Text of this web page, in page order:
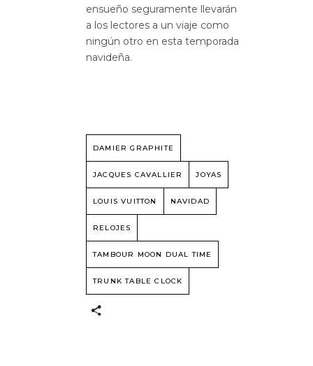
ensueño seguramente llevarán
a los lectores a un viaje como
ningún otro en esta temporada
navideña.
DAMIER GRAPHITE
JACQUES CAVALLIER JOYAS
LOUIS VUITTON NAVIDAD
RELOJES
TAMBOUR MOON DUAL TIME
TRUNK TABLE CLOCK